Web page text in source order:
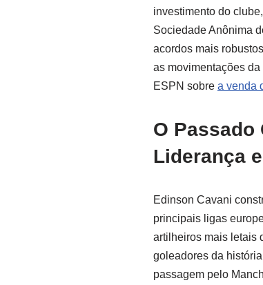
investimento do
Sociedade Anônima
acordos mais
as movimentações
ESPN sobre a venda
O Passado
Liderança
Edinson Cavani
principais ligas
artilheiros mais letais
goleadores da
passagem pelo